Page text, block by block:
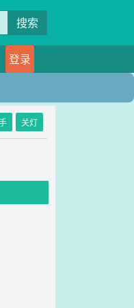
搜索
登录
关灯